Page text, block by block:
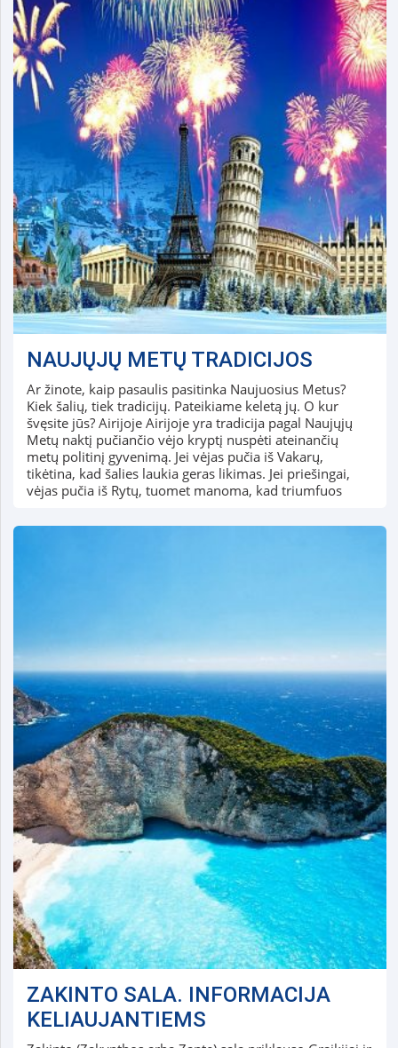
NAUJŲJŲ METŲ TRADICIJOS
Ar žinote, kaip pasaulis pasitinka Naujuosius Metus?
Kiek šalių, tiek tradicijų. Pateikiame keletą jų. O kur
švęsite jūs? Airijoje Airijoje yra tradicija pagal Naujųjų
Metų naktį pučiančio vėjo kryptį nuspėti ateinančių
metų politinį gyvenimą. Jei vėjas pučia iš Vakarų,
tikėtina, kad šalies laukia geras likimas. Jei priešingai,
vėjas pučia iš Rytų, tuomet manoma, kad triumfuos
ZAKINTO SALA. INFORMACIJA
KELIAUJANTIEMS